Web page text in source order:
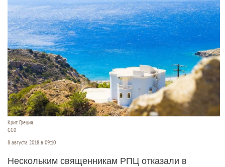
Крит. Греция.
СС0
8 августа 2018 в 09:10
Нескольким священникам РПЦ отказали в